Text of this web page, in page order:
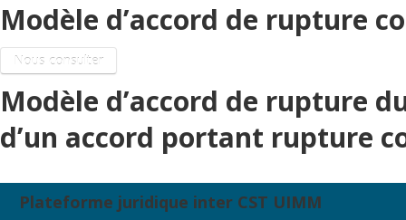
Modèle d’accord de rupture
Nous consulter
Modèle d’accord de rupture
d’un accord portant rupture
Plateforme juridique inter CST UIMM